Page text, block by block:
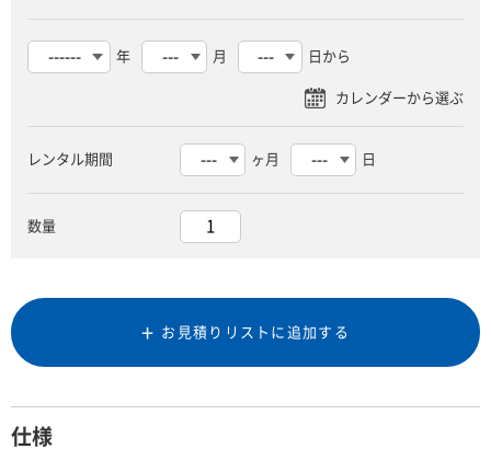
年 月 日から
レンタル期間 ヶ月 日
数量
お見積りリストに追加する
仕様